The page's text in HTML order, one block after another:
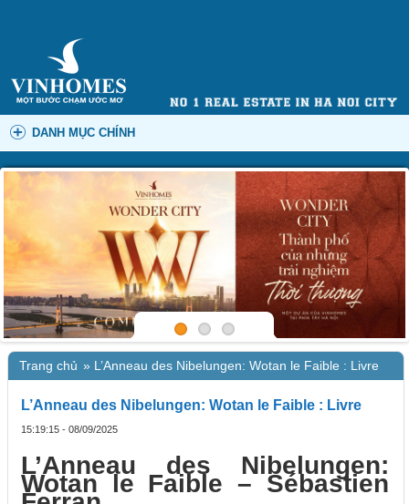
DANH MỤC CHÍNH
Trang chủ » L’Anneau des Nibelungen: Wotan le Faible : Livre
L’Anneau des Nibelungen: Wotan le Faible : Livre
15:19:15 - 08/09/2025
L’Anneau des Nibelungen:
Wotan le Faible – Sébastien